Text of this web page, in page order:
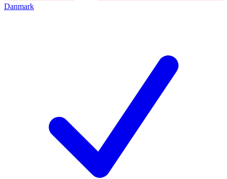
Danmark